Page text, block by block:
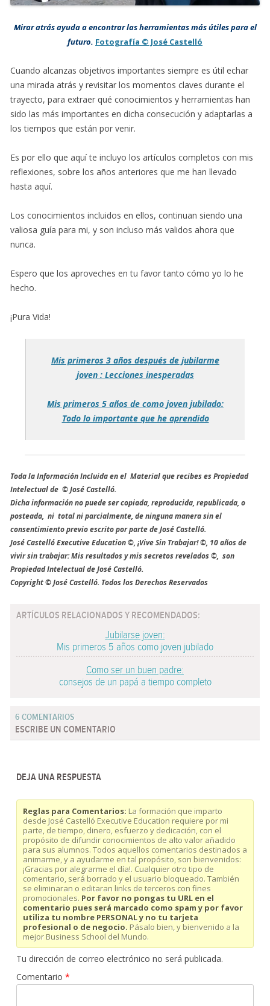
Mirar atrás ayuda a encontrar las herramientas más útiles para el
futuro. Fotografía © José Castelló
Cuando alcanzas objetivos importantes siempre es útil echar
una mirada atrás y revisitar los momentos claves durante el
trayecto, para extraer qué conocimientos y herramientas han
sido las más importantes en dicha consecución y adaptarlas a
los tiempos que están por venir.
Es por ello que aquí te incluyo los artículos completos con mis
reflexiones, sobre los años anteriores que me han llevado
hasta aquí.
Los conocimientos incluidos en ellos, continuan siendo una
valiosa guía para mi, y son incluso más validos ahora que
nunca.
Espero que los aproveches en tu favor tanto cómo yo lo he
hecho.
¡Pura Vida!
Mis primeros 3 años después de jubilarme
joven : Lecciones inesperadas
Mis primeros 5 años de como joven jubilado:
Todo lo importante que he aprendido
Toda la Información Incluida en el Material que recibes es Propiedad
Intelectual de © José Castelló.
Dicha información no puede ser copiada, reproducida, republicada, o
posteada, ni total ni parcialmente, de ninguna manera sin el
consentimiento previo escrito por parte de José Castelló.
José Castelló Executive Education ©, ¡Vive Sin Trabajar! ©, 10 años de
vivir sin trabajar: Mis resultados y mis secretos revelados ©, son
Propiedad Intelectual de José Castelló.
Copyright © José Castelló. Todos los Derechos Reservados
ARTÍCULOS RELACIONADOS Y RECOMENDADOS:
Jubilarse joven:
Mis primeros 5 años como joven jubilado
Como ser un buen padre:
consejos de un papá a tiempo completo
6 COMENTARIOS
ESCRIBE UN COMENTARIO
DEJA UNA RESPUESTA
Reglas para Comentarios: La formación que imparto
desde José Castelló Executive Education requiere por mi
parte, de tiempo, dinero, esfuerzo y dedicación, con el
propósito de difundir conocimientos de alto valor añadido
para sus alumnos. Todos aquellos comentarios destinados a
animarme, y a ayudarme en tal propósito, son bienvenidos:
¡Gracias por alegrarme el día!. Cualquier otro tipo de
comentario, será borrado y el usuario bloqueado. También
se eliminaran o editaran links de terceros con fines
promocionales. Por favor no pongas tu URL en el
comentario pues será marcado como spam y por favor
utiliza tu nombre PERSONAL y no tu tarjeta
profesional o de negocio. Pásalo bien, y bienvenido a la
mejor Business School del Mundo.
Tu dirección de correo electrónico no será publicada.
Comentario *